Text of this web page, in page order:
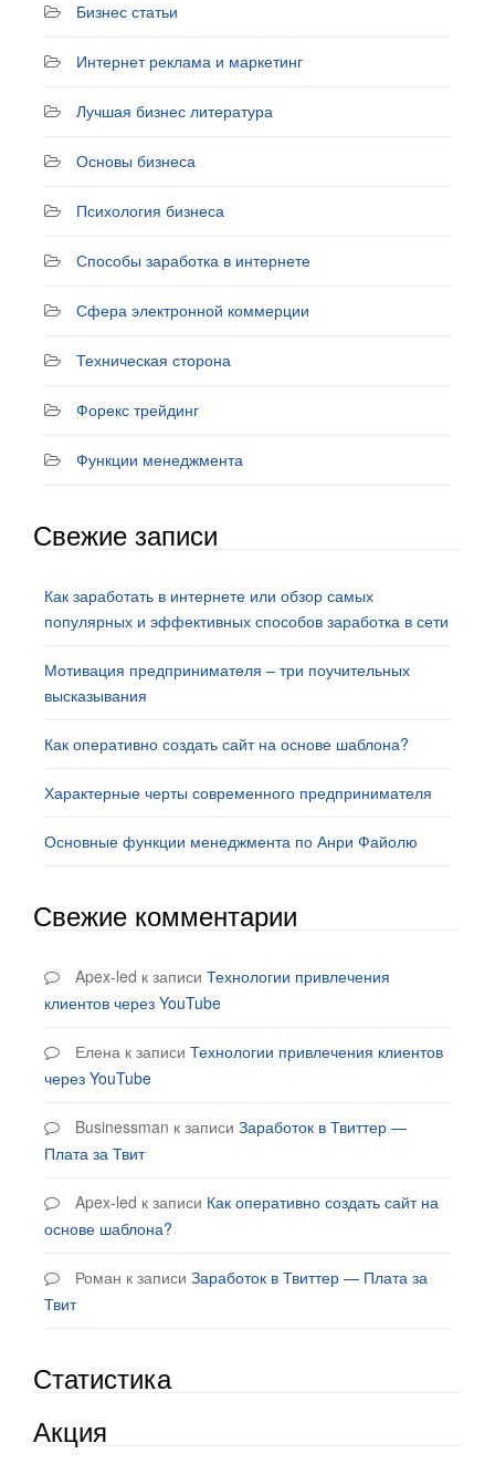
Бизнес статьи
Интернет реклама и маркетинг
Лучшая бизнес литература
Основы бизнеса
Психология бизнеса
Способы заработка в интернете
Сфера электронной коммерции
Техническая сторона
Форекс трейдинг
Функции менеджмента
Свежие записи
Как заработать в интернете или обзор самых
популярных и эффективных способов заработка в сети
Мотивация предпринимателя – три поучительных
высказывания
Как оперативно создать сайт на основе шаблона?
Характерные черты современного предпринимателя
Основные функции менеджмента по Анри Файолю
Свежие комментарии
Apex-led к записи Технологии привлечения
клиентов через YouTube
Елена к записи Технологии привлечения клиентов
через YouTube
Businessman к записи Заработок в Твиттер —
Плата за Твит
Apex-led к записи Как оперативно создать сайт на
основе шаблона?
Роман к записи Заработок в Твиттер — Плата за
Твит
Статистика
Акция